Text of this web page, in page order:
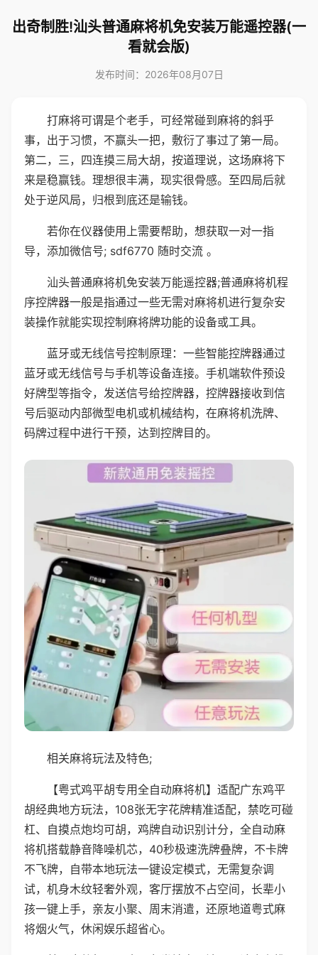
出奇制胜!汕头普通麻将机免安装万能遥控器(一
看就会版)
发布时间：2026年08月07日
打麻将可谓是个老手，可经常碰到麻将的斜乎
事，出于习惯，不赢头一把，敷衍了事过了第一局。
第二，三，四连摸三局大胡，按道理说，这场麻将下
来是稳赢钱。理想很丰满，现实很骨感。至四局后就
处于逆风局，归根到底还是输钱。
若你在仪器使用上需要帮助，想获取一对一指
导，添加微信号; sdf6770 随时交流 。
汕头普通麻将机免安装万能遥控器;普通麻将机程
序控牌器一般是指通过一些无需对麻将机进行复杂安
装操作就能实现控制麻将牌功能的设备或工具。
蓝牙或无线信号控制原理：一些智能控牌器通过
蓝牙或无线信号与手机等设备连接。手机端软件预设
好牌型等指令，发送信号给控牌器，控牌器接收到信
号后驱动内部微型电机或机械结构，在麻将机洗牌、
码牌过程中进行干预，达到控牌目的。
相关麻将玩法及特色;
【粤式鸡平胡专用全自动麻将机】适配广东鸡平
胡经典地方玩法，108张无字花牌精准适配，禁吃可碰
杠、自摸点炮均可胡，鸡牌自动识别计分，全自动麻
将机搭载静音降噪机芯，40秒极速洗牌叠牌，不卡牌
不飞牌，自带本地玩法一键设定模式，无需复杂调
试，机身木纹轻奢外观，客厅摆放不占空间，长辈小
孩一键上手，亲友小聚、周末消遣，还原地道粤式麻
将烟火气，休闲娱乐超省心。